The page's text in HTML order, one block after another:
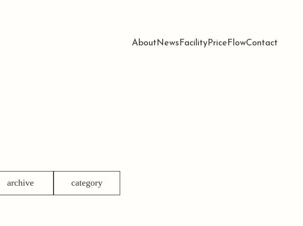
About News FacilityPrice FlowContact
archive category